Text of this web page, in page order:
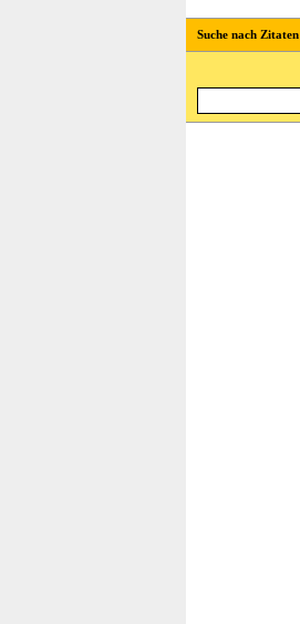
Suche nach Zitaten